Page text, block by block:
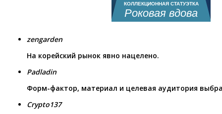
КОЛЛЕКЦИОННАЯ СТАТУЭТКА
Роковая вдова
zengarden
На корейский рынок явно нацелено.
Padladin
Форм-фактор, материал и целевая аудитория
Crypto137